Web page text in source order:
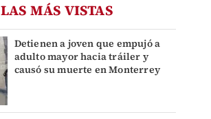
LAS MÁS VISTAS
Detienen a joven que empujó a
adulto mayor hacia tráiler y
causó su muerte en Monterrey